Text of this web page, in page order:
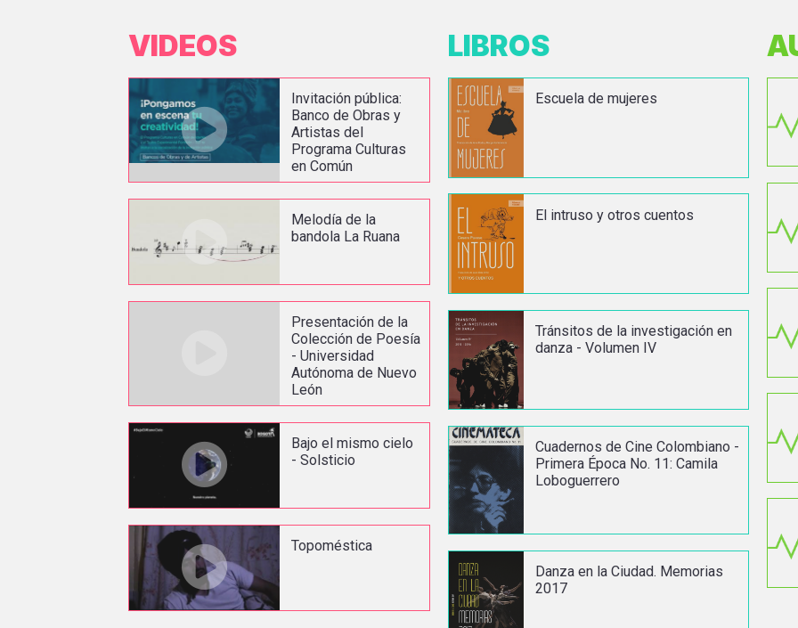
VIDEOS
Invitación pública:
Banco de Obras y
Artistas del
Programa Culturas
en Común
Melodía de la
bandola La Ruana
Presentación de la
Colección de Poesía
- Universidad
Autónoma de Nuevo
León
Bajo el mismo cielo
- Solsticio
Topoméstica
LIBROS
Escuela de mujeres
El intruso y otros cuentos
Tránsitos de la investigación en
danza - Volumen IV
Cuadernos de Cine Colombiano -
Primera Época No. 11: Camila
Loboguerrero
Danza en la Ciudad. Memorias
2017